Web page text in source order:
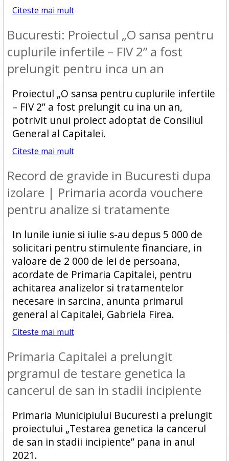
Citeste mai mult
Bucuresti: Proiectul „O sansa pentru
cuplurile infertile – FIV 2” a fost
prelungit pentru inca un an
Proiectul „O sansa pentru cuplurile infertile
– FIV 2” a fost prelungit cu ina un an,
potrivit unui proiect adoptat de Consiliul
General al Capitalei.
Citeste mai mult
Record de gravide in Bucuresti dupa
izolare | Primaria acorda vouchere
pentru analize si tratamente
In lunile iunie si iulie s-au depus 5 000 de
solicitari pentru stimulente financiare, in
valoare de 2 000 de lei de persoana,
acordate de Primaria Capitalei, pentru
achitarea analizelor si tratamentelor
necesare in sarcina, anunta primarul
general al Capitalei, Gabriela Firea.
Citeste mai mult
Primaria Capitalei a prelungit
prgramul de testare genetica la
cancerul de san in stadii incipiente
Primaria Municipiului Bucuresti a prelungit
proiectului „Testarea genetica la cancerul
de san in stadii incipiente” pana in anul
2021.